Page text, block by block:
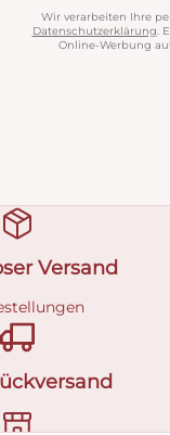
Wir verarbeiten Ihre
Datenschutzerklärung .
Online-Werbung
Versand